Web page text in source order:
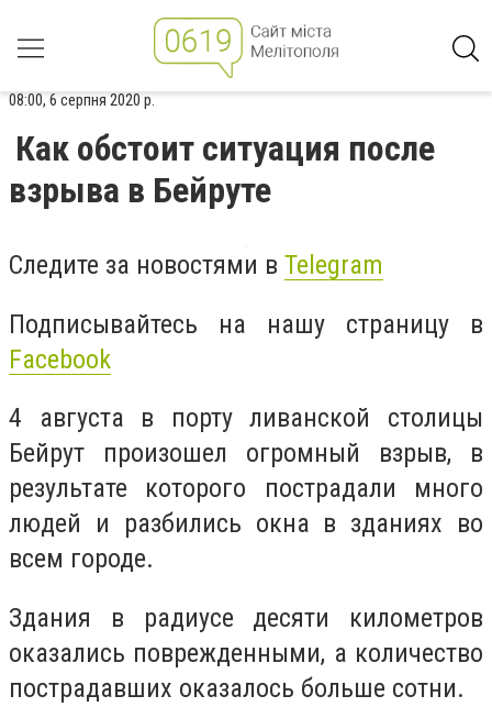
08:00, 6 серпня 2020 р.
Как обстоит ситуация после
взрыва в Бейруте
Следите за новостями в Telegram
Подписывайтесь на нашу страницу в
Facebook
4 августа в порту ливанской столицы
Бейрут произошел огромный взрыв, в
результате которого пострадали много
людей и разбились окна в зданиях во
всем городе.
Здания в радиусе десяти километров
оказались поврежденными, а количество
пострадавших оказалось больше сотни.